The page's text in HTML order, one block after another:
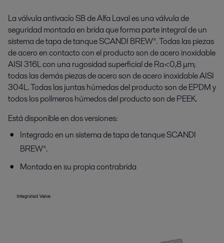
La válvula antivacío SB de Alfa Laval es una válvula de
seguridad montada en brida que forma parte integral de un
sistema de tapa de tanque SCANDI BREW®. Todas las piezas
de acero en contacto con el producto son de acero inoxidable
AISI 316L con una rugosidad superficial de Ra<0,8 μm;
todas las demás piezas de acero son de acero inoxidable AISI
304L. Todas las juntas húmedas del producto son de EPDM y
todos los polímeros húmedos del producto son de PEEK.
Está disponible en dos versiones:
Integrado en un sistema de tapa de tanque SCANDI
BREW®.
Montada en su propia contrabrida